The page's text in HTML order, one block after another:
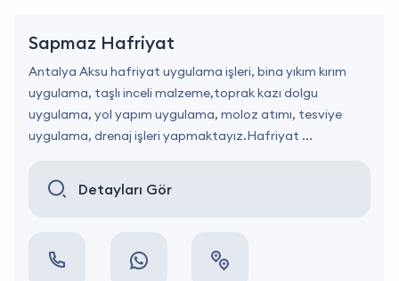
Sapmaz Hafriyat
Antalya Aksu hafriyat uygulama işleri, bina yıkım kırım
uygulama, taşlı inceli malzeme,toprak kazı dolgu
uygulama, yol yapım uygulama, moloz atımı, tesviye
uygulama, drenaj işleri yapmaktayız.Hafriyat ...
Detayları Gör